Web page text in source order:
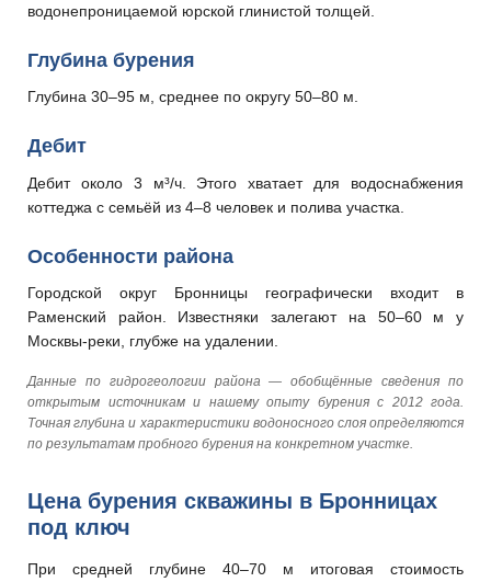
водонепроницаемой юрской глинистой толщей.
Глубина бурения
Глубина 30–95 м, среднее по округу 50–80 м.
Дебит
Дебит около 3 м³/ч. Этого хватает для водоснабжения
коттеджа с семьёй из 4–8 человек и полива участка.
Особенности района
Городской округ Бронницы географически входит в
Раменский район. Известняки залегают на 50–60 м у
Москвы-реки, глубже на удалении.
Данные по гидрогеологии района — обобщённые сведения по
открытым источникам и нашему опыту бурения с 2012 года.
Точная глубина и характеристики водоносного слоя определяются
по результатам пробного бурения на конкретном участке.
Цена бурения скважины в Бронницах
под ключ
При средней глубине 40–70 м итоговая стоимость